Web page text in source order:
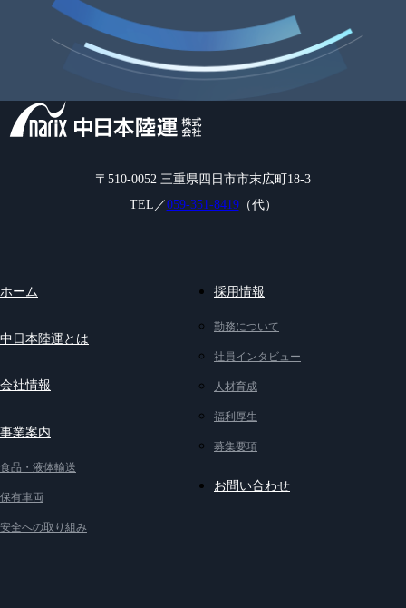
〒510-0052 三重県四日市市末広町18-3
TEL／059-351-8419（代）
ホーム
中日本陸運とは
会社情報
事業案内
食品・液体輸送
保有車両
安全への取り組み
採用情報
勤務について
社員インタビュー
人材育成
福利厚生
募集要項
お問い合わせ